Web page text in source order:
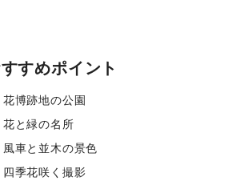
すめポイント
花博跡地の公園
花と緑の名所
風車と並木の景色
四季花咲く撮影